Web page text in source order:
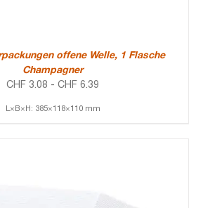
offene Welle, 1 Flasche
Champagner
CHF 3.08 - CHF 6.39
L×B×H: 385×118×110 mm